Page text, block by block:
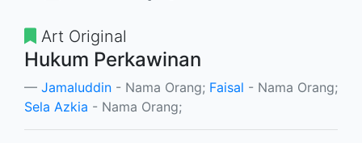
Art Original
Hukum Perkawinan
Jamaluddin - Nama Orang; Faisal - Nama Orang;
Sela Azkia - Nama Orang;